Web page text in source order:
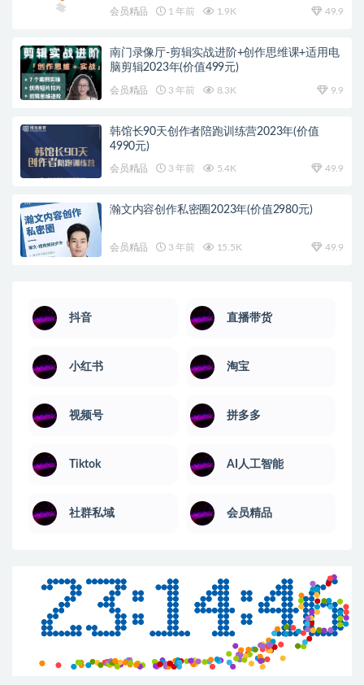
会员精品 1 年前 1.9K 49.9
南门录像厅-剪辑实战进阶+创作思维课+适用电
脑剪辑2023年(价值499元)
会员精品 3 年前 8.3K 9.9
韩馆长90天创作者陪跑训练营2023年(价值
4990元)
会员精品 3 年前 5.4K 49.9
瀚文内容创作私密圈2023年(价值2980元)
会员精品 3 年前 15.5K 49.9
抖音 直播带货
小红书 淘宝
视频号 拼多多
Tiktok AI人工智能
社群私域 会员精品